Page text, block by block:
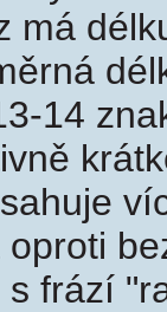
má
14
frází